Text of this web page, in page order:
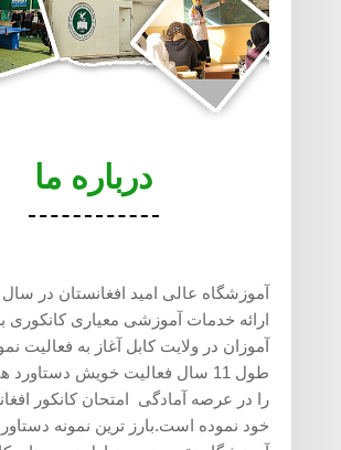
درباره ما
ارائه خدمات آموزشی معیاری کانکوری
آموزان در ولایت کابل آغاز به فعالیت
طول 11 سال فعالیت خویش
را در عرصه آمادگی امتحان کانکور
خود نموده است.بارز ترین نمونه